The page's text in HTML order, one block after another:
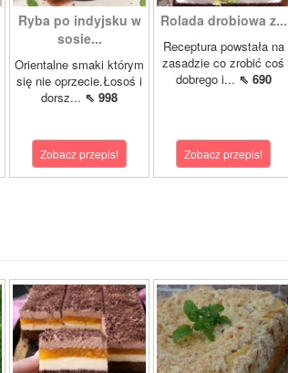
Ryba po indyjsku w
sosie...
Orientalne smaki którym
się nie oprzecie.Łosoś i
dorsz... ⇖ 998
Zobacz przepis!
Rolada drobiowa z...
Receptura powstała na
zasadzie co zrobić coś
dobrego i... ⇖ 690
Zobacz przepis!